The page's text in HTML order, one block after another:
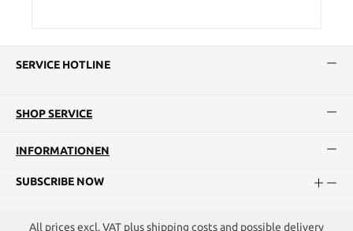
SERVICE HOTLINE
SHOP SERVICE
INFORMATIONEN
SUBSCRIBE NOW
All prices excl. VAT plusshipping costsand possible delivery